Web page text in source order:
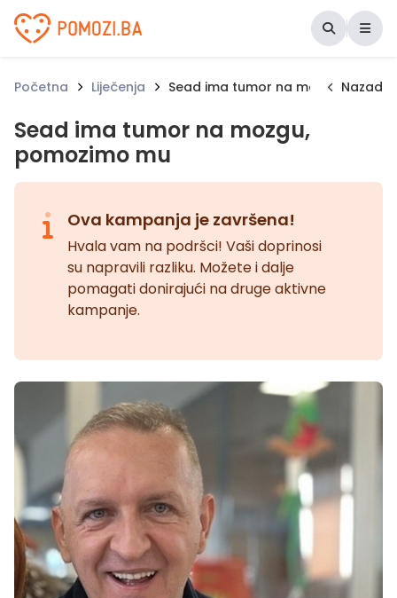
Udruženje Pomozi.ba
Početna Liječenja Sead ima tumor na mozgu,Nazad
Sead ima tumor na mozgu,
pomozimo mu
Ova kampanja je završena!
Hvala vam na podršci! Vaši doprinosi
su napravili razliku. Možete i dalje
pomagati donirajući na druge aktivne
kampanje.